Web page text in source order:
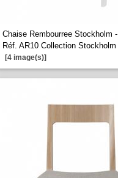
Chaise Rembourree Stockholm -
Réf. AR10 Collection Stockholm
[4 image(s)]